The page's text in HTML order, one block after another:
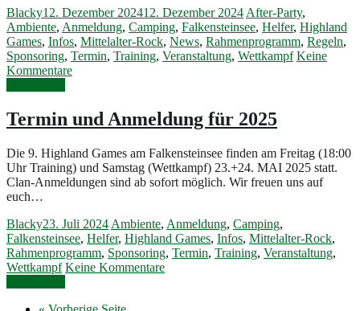
Blacky12. Dezember 202412. Dezember 2024 After-Party,
Ambiente, Anmeldung, Camping, Falkensteinsee, Helfer, Highland
Games, Infos, Mittelalter-Rock, News, Rahmenprogramm, Regeln,
Sponsoring, Termin, Training, Veranstaltung, Wettkampf Keine
Kommentare
Termin und Anmeldung für 2025
Die 9. Highland Games am Falkensteinsee finden am Freitag (18:00
Uhr Training) und Samstag (Wettkampf) 23.+24. MAI 2025 statt.
Clan-Anmeldungen sind ab sofort möglich. Wir freuen uns auf
euch…
Blacky23. Juli 2024 Ambiente, Anmeldung, Camping,
Falkensteinsee, Helfer, Highland Games, Infos, Mittelalter-Rock,
Rahmenprogramm, Sponsoring, Termin, Training, Veranstaltung,
Wettkampf Keine Kommentare